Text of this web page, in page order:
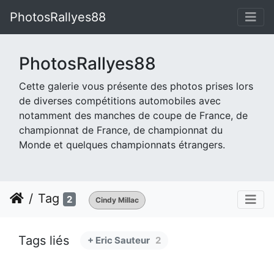
PhotosRallyes88
PhotosRallyes88
Cette galerie vous présente des photos prises lors
de diverses compétitions automobiles avec
notamment des manches de coupe de France, de
championnat de France, de championnat du
Monde et quelques championnats étrangers.
Tag 2 Cindy Millac
Tags liés + Eric Sauteur 2